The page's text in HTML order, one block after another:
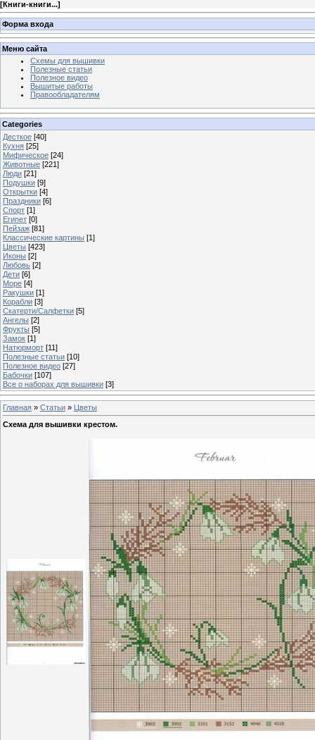
[Книги-книги...]
Форма входа
Меню сайта
Схемы для вышивки
Полезные статьи
Полезное видео
Вышитые работы
Правообладателям
Categories
Десткое [40]
Кухня [25]
Мифическое [24]
Животные [221]
Люди [21]
Подушки [9]
Открытки [4]
Праздники [6]
Спорт [1]
Египет [0]
Пейзаж [81]
Классические картины [1]
Цветы [423]
Иконы [2]
Любовь [2]
Дети [6]
Море [4]
Ракушки [1]
Корабли [3]
Скатерти/Салфетки [5]
Ангелы [2]
Фрукты [5]
Замок [1]
Натюрморт [11]
Полезные статьи [10]
Полезное видео [27]
Бабочки [107]
Все о наборах для вышивки [3]
Главная » Статьи » Цветы
Схема для вышивки крестом.